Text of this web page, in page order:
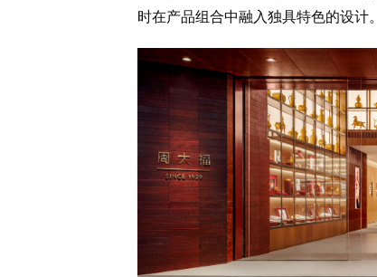
时在产品组合中融入独具特色的设计。